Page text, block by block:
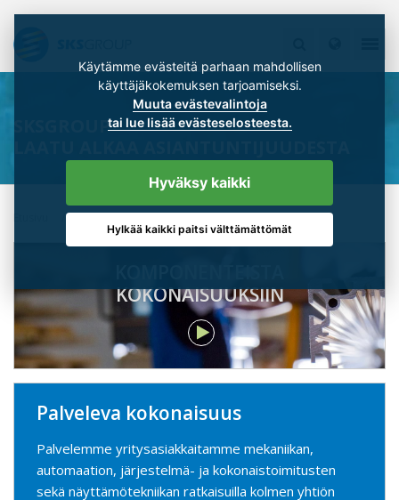
SKSGROUP
SKSGroup
KOKONAISUUKSIIN
Palveleva kokonaisuus
Palvelemme yritysasiakkaitamme mekaniikan,
automaation, järjestelmä- ja kokonaistoimitusten
sekä näyttämötekniikan ratkaisuilla kolmen yhtiön
Käytämme evästeitä parhaan mahdollisen
Muuta evästevalintoja
tai lue lisää evästeselosteesta.
Hyväksy kaikki
Hylkää kaikki paitsi välttämättömät